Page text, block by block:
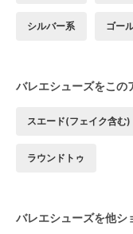
シルバー系 ゴー
バレエシューズをこの
スエード(フェイク含む)
ラウンドトゥ
バレエシューズを他シ